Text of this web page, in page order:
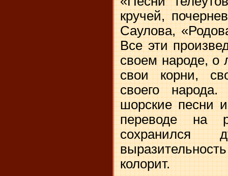
кручей,
Саулова,
Все эти
своем народе, о
свои корни,
своего
шорские песни
переводе на
сохранился
колорит.